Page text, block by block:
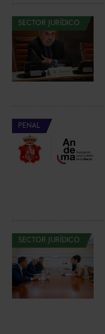
SECTOR JURÍDICO
PENAL
SECTOR JURÍDICO